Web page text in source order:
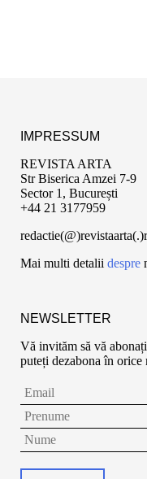
IMPRESSUM
REVISTA ARTA
Str Biserica Amzei 7-9
Sector 1, București
+44 21 3177959
Mai multi detalii despre
NEWSLETTER
Vă invităm să vă
puteți dezabona în orice